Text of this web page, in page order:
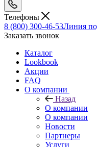
Телефоны
8 (800) 300-46-53Линия
Заказать звонок
Каталог
Lookbook
Акции
FAQ
О компании
Назад
О компании
О компании
Новости
Партнеры
Услуги